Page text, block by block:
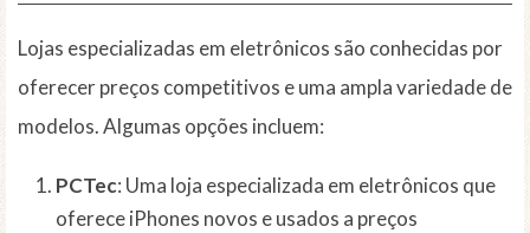
Lojas especializadas em eletrônicos são conhecidas por
oferecer preços competitivos e uma ampla variedade de
modelos. Algumas opções incluem:
PCTec: Uma loja especializada em eletrônicos que
oferece iPhones novos e usados a preços